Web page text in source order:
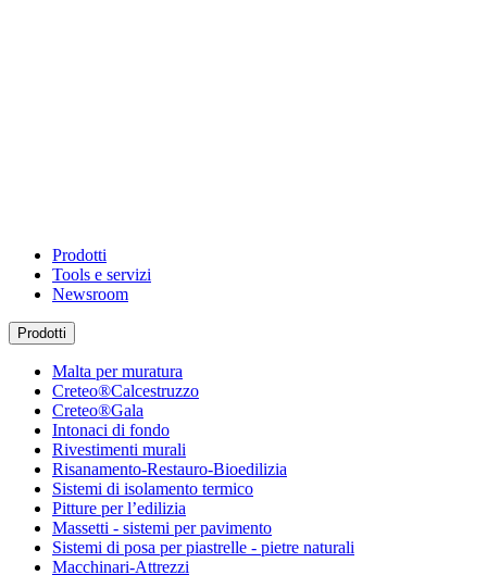
Prodotti
Tools e servizi
Newsroom
Prodotti
Malta per muratura
Creteo®Calcestruzzo
Creteo®Gala
Intonaci di fondo
Rivestimenti murali
Risanamento-Restauro-Bioedilizia
Sistemi di isolamento termico
Pitture per l’edilizia
Massetti - sistemi per pavimento
Sistemi di posa per piastrelle - pietre naturali
Macchinari-Attrezzi